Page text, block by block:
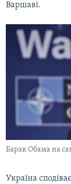
Варшаві.
Барак Обама на
Україна